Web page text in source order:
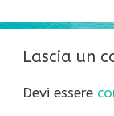
Lascia un
Devi essere